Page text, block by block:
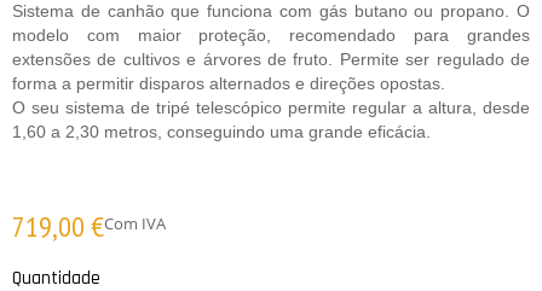
Sistema de canhão que funciona com gás butano ou propano. O
modelo com maior proteção, recomendado para grandes
extensões de cultivos e árvores de fruto. Permite ser regulado de
forma a permitir disparos alternados e direções opostas.
O seu sistema de tripé telescópico permite regular a altura, desde
1,60 a 2,30 metros, conseguindo uma grande eficácia.
719,00 €Com IVA
Quantidade